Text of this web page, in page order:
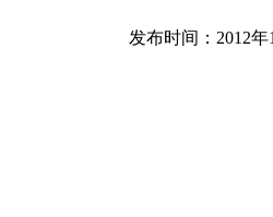
发布时间：2012年